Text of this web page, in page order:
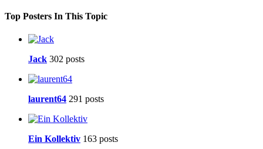
Top Posters In This Topic
Jack 302 posts
laurent64 291 posts
Ein Kollektiv 163 posts